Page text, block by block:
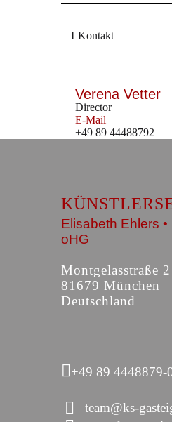
Kontakt
Verena Vetter
Director
E-Mail
+49 89 44488792
Elisabeth Ehlers
oHG
Montgelasstraße 2
81679 München
Deutschland
+49 89 4448879-
team@ks-